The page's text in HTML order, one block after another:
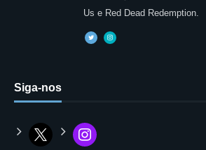
Us e Red Dead Redemption.
Siga-nos